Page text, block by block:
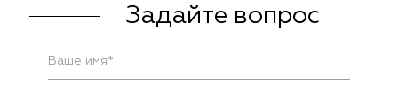
Задайте вопрос
Ваше имя*